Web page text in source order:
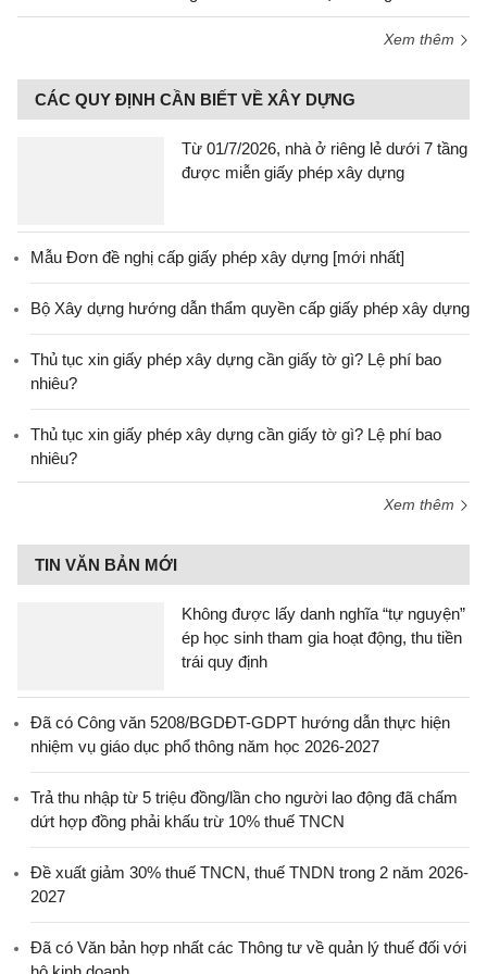
Xem thêm
CÁC QUY ĐỊNH CẦN BIẾT VỀ XÂY DỰNG
Từ 01/7/2026, nhà ở riêng lẻ dưới 7 tầng
được miễn giấy phép xây dựng
Mẫu Đơn đề nghị cấp giấy phép xây dựng [mới nhất]
Bộ Xây dựng hướng dẫn thẩm quyền cấp giấy phép xây dựng
Thủ tục xin giấy phép xây dựng cần giấy tờ gì? Lệ phí bao
nhiêu?
Thủ tục xin giấy phép xây dựng cần giấy tờ gì? Lệ phí bao
nhiêu?
Xem thêm
TIN VĂN BẢN MỚI
Không được lấy danh nghĩa “tự nguyện”
ép học sinh tham gia hoạt động, thu tiền
trái quy định
Đã có Công văn 5208/BGDĐT-GDPT hướng dẫn thực hiện
nhiệm vụ giáo dục phổ thông năm học 2026-2027
Trả thu nhập từ 5 triệu đồng/lần cho người lao động đã chấm
dứt hợp đồng phải khấu trừ 10% thuế TNCN
Đề xuất giảm 30% thuế TNCN, thuế TNDN trong 2 năm 2026-
2027
Đã có Văn bản hợp nhất các Thông tư về quản lý thuế đối với